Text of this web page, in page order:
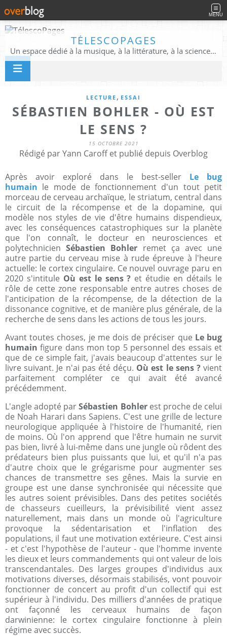
MENU
TÉLESCOPAGES
Un espace dédié à la musique, à la littérature, à la science, à la conscience, et au-delà
LECTURE , ESSAI
SÉBASTIEN BOHLER - OÙ EST
LE SENS ?
15 OCTOBRE 2021
Rédigé par Yann Caroff et publié depuis Overblog
Après avoir exploré dans le best-seller Le bug
humain le mode de fonctionnement d'un tout petit
morceau de cerveau archaïque, le striatum, central dans
le circuit de la récompense et de la dopamine, qui
modèle nos styles de vie d'être humains dispendieux,
avec les conséquences catastrophiques sur la planète
que l'on connaît, le docteur en neurosciences et
polytechnicienSébastien Bohler remet ça avec une
autre partie du cerveau mise à rude épreuve à l'heure
actuelle: le cortex cingulaire. Ce nouvel ouvrage paru en
2020 s'intitule Où est le sens ? et étudie en détails le
rôle de cette zone responsable entre autres choses de
l'anticipation de la récompense, de la détection de la
dissonance cognitive, et de manière plus générale, de la
recherche de sens dans les actions de tous les jours.
Avant toutes choses, je me dois de préciser que Le bug
humain figure dans mon top 5 personnel des essais et
que de ce simple fait, j'avais beaucoup d'attentes sur le
livre suivant. Je n'ai pas été déçu. Où est le sens ?vient
parfaitement compléter ce qui avait été avancé
précédemment.
L'angle adopté parSébastien Bohlerest proche de celui
de Noah Harari dans Sapiens. C'est une grille de lecture
neurologique appliquée à l'histoire de l'humanité, rien
de moins. Où l'on apprend que l'être humain ne survit
pas bien, livré à lui-même dans une jungle où rôdent des
prédateurs bien plus puissants que lui, et qu'il n'a pas
d'autre choix que le grégarisme pour augmenter ses
chances de transmettre ses gênes. Mais la survie en
groupe est une danse synchronisée qui nécessite que
les autres soient prévisibles. Dans des petites sociétés
de chasseurs cueilleurs, la prévisibilité vient assez
naturellement, mais dans un monde où l'agriculture
provoque la sédentarisation et l'inflation des
populations, il faut une motivation extérieure. C'est ainsi
- et c'est l'hypothèse de l'auteur - que l'homme invente
les dieux et leurs commandements qui ont valeur de lois
transcendantales. Des larges groupes d'individus aux
motivations diverses, désormais stabilisés, vont pouvoir
fonctionner de concert au profit d'un collectif qui est
supérieur à l'individu. Des milliers d'années de pratique
ont façonné les cerveaux humains de façon
darwinienne: le cortex cingulaire fonctionne à plein
régime avec succès.